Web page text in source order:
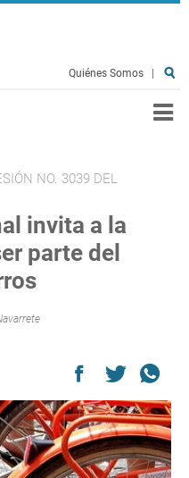
Quiénes Somos
NO. 3039 DEL
invita a la
parte del